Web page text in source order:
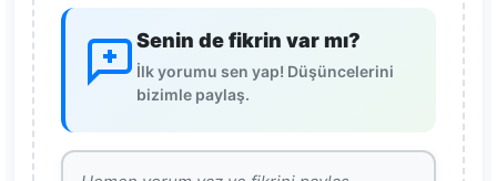
Senin de fikrin var mı?
İlk yorumu sen yap! Düşüncelerini
bizimle paylaş.